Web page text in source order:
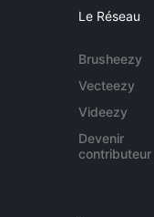
Le Réseau
Brusheezy
Vecteezy
Videezy
Devenir
contributeur